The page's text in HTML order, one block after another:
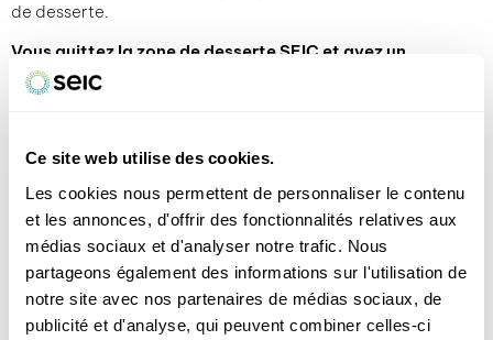
Ce site web utilise des cookies.
Les cookies nous permettent de personnaliser le contenu
et les annonces, d'offrir des fonctionnalités relatives aux
médias sociaux et d'analyser notre trafic. Nous
partageons également des informations sur l'utilisation de
notre site avec nos partenaires de médias sociaux, de
publicité et d'analyse, qui peuvent combiner celles-ci
de desserte.
Vous quittez la zone de desserte SEIC et avez un
abonnement multimédia ?
vous suffit simplement de
souscrire un abonnement multimédia ?
notre offre exclusive pour les nouveaux arrivants ! Consultez
notre pagepour en savoir plus.
Votre logement est éligible au téléréseau mais vous ne
souhaitez pas en profiter ? Contactez-nous pour le résilier.